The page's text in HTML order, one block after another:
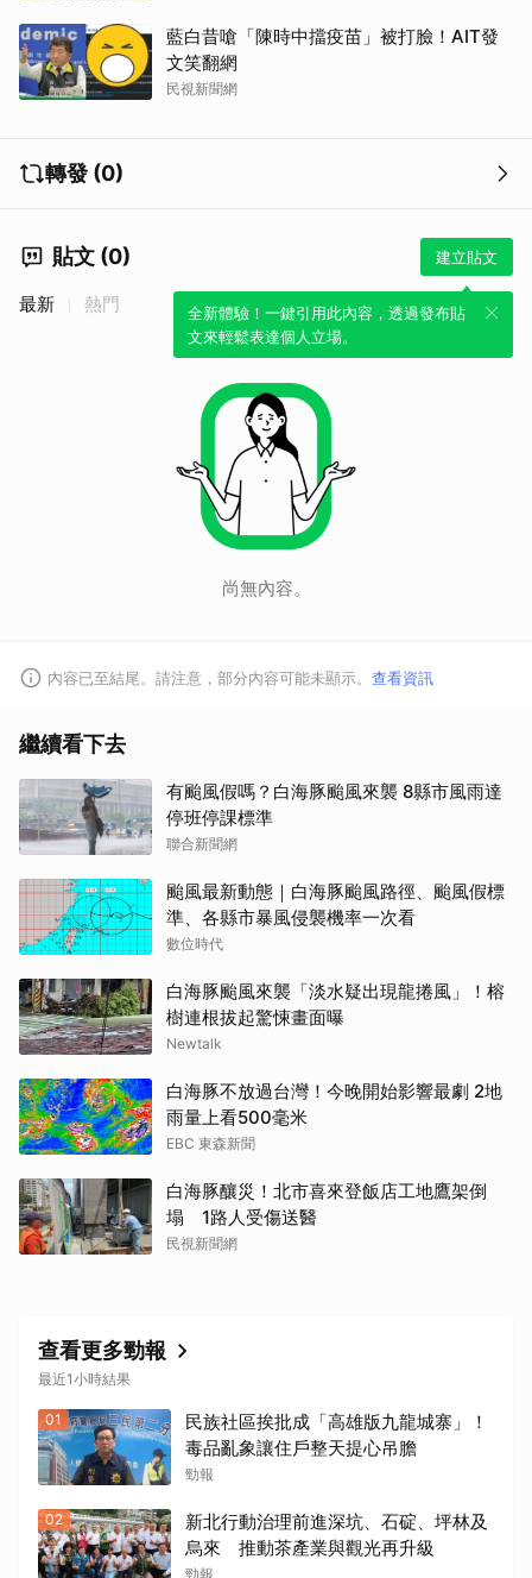
藍白昔嗆「陳時中擋疫苗」被打臉！AIT發
文笑翻網
民視新聞網
轉發 (0)
貼文 (0) 建立貼文
全新體驗！一鍵引用此內容，透過發布貼
文來輕鬆表達個人立場。
最新 熱門
尚無內容。
內容已至結尾。請注意，部分內容可能未顯示。 查看資訊
繼續看下去
有颱風假嗎？白海豚颱風來襲 8縣市風雨達
停班停課標準
聯合新聞網
颱風最新動態｜白海豚颱風路徑、颱風假標
準、各縣市暴風侵襲機率一次看
數位時代
白海豚颱風來襲「淡水疑出現龍捲風」！榕
樹連根拔起驚悚畫面曝
Newtalk
白海豚不放過台灣！今晚開始影響最劇 2地
雨量上看500毫米
EBC 東森新聞
白海豚釀災！北市喜來登飯店工地鷹架倒
塌 1路人受傷送醫
民視新聞網
查看更多勁報
最近1小時結果
01
民族社區挨批成「高雄版九龍城寨」！
毒品亂象讓住戶整天提心吊膽
勁報
02
新北行動治理前進深坑、石碇、坪林及
烏來 推動茶產業與觀光再升級
勁報